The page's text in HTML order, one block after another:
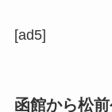
[ad5]
函館から松